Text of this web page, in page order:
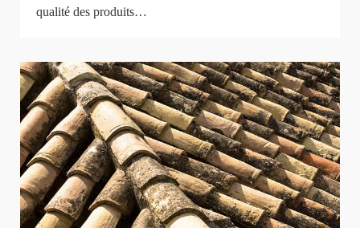
qualité des produits…